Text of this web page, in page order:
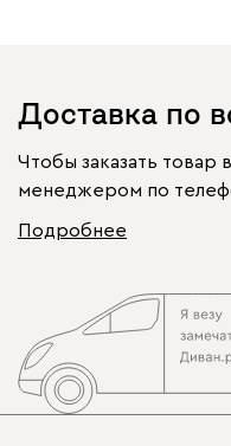
Доставка по
Чтобы заказать товар
менеджером по
Подробнее